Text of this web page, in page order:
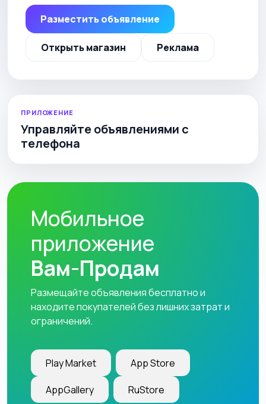
Разместить объявление
Открыть магазин Реклама
ПРИЛОЖЕНИЕ
Управляйте объявлениями с
телефона
Мобильное
приложение
Вам-Продам
Размещайте объявления бесплатно и
находите покупателей без лишних затрат и
ограничений.
Play Market App Store
AppGallery RuStore